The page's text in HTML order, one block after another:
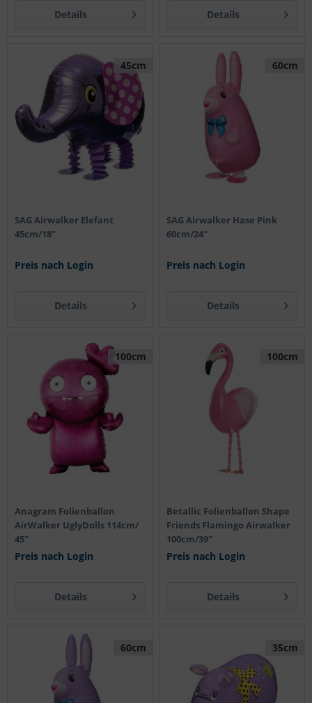
Details Details
45cm
SAG Airwalker Elefant
45cm/18"
Preis nach Login
Details
60cm
SAG Airwalker Hase Pink
60cm/24"
Preis nach Login
Details
100cm
Anagram Folienballon
AirWalker UglyDolls 114cm/
45"
Preis nach Login
Details
100cm
Betallic Folienballon Shape
Friends Flamingo Airwalker
100cm/39"
Preis nach Login
Details
60cm 35cm